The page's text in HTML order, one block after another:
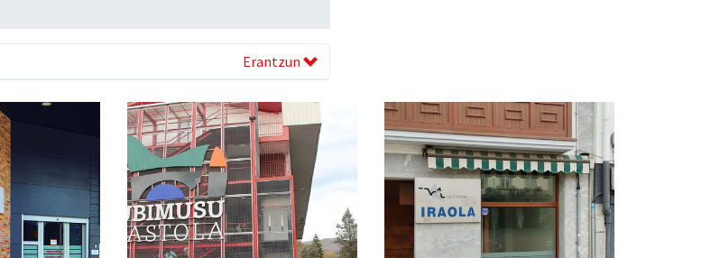
Erantzun